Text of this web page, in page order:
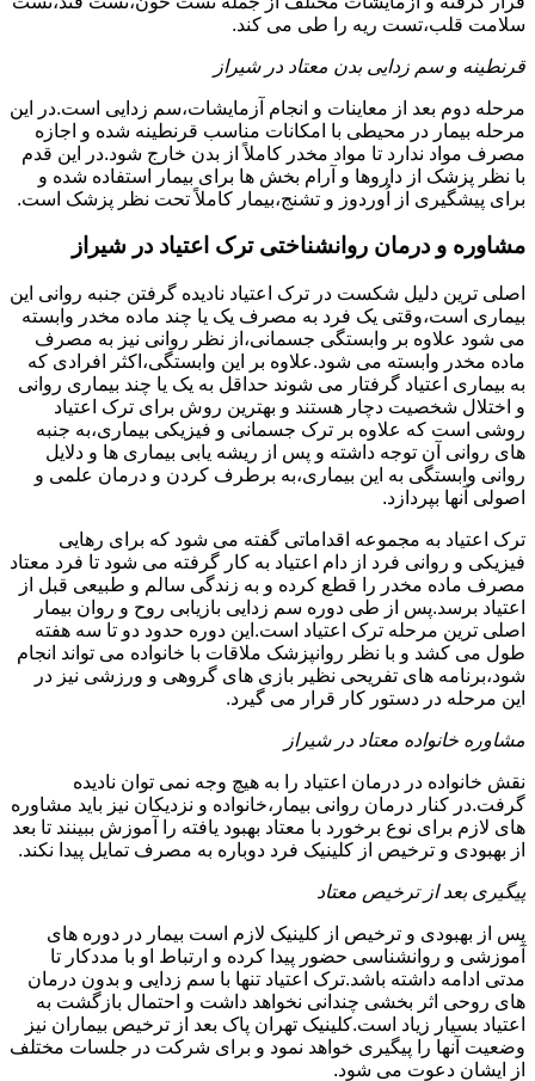
سلامت قلب،تست ریه را طی می کند.
قرنطینه و سم زدایی بدن معتاد در شیراز
مرحله دوم بعد از معاینات و انجام آزمایشات،سم زدایی است.در این
مرحله بیمار در محیطی با امکانات مناسب قرنطینه شده و اجازه
مصرف مواد ندارد تا مواد مخدر کاملاً از بدن خارج شود.در این قدم
با نظر پزشک از داروها و آرام بخش ها برای بیمار استفاده شده و
برای پیشگیری از اُوردوز و تشنج،بیمار کاملاً تحت نظر پزشک است.
مشاوره و درمان روانشناختی ترک اعتیاد در شیراز
اصلی ترین دلیل شکست در ترک اعتیاد نادیده گرفتن جنبه روانی این
بیماری است،وقتی یک فرد به مصرف یک یا چند ماده مخدر وابسته
می شود علاوه بر وابستگی جسمانی،از نظر روانی نیز به مصرف
ماده مخدر وابسته می شود.علاوه بر این وابستگی،اکثر افرادی که
به بیماری اعتیاد گرفتار می شوند حداقل به یک یا چند بیماری روانی
و اختلال شخصیت دچار هستند و بهترین روش برای ترک اعتیاد
روشی است که علاوه بر ترک جسمانی و فیزیکی بیماری،به جنبه
های روانی آن توجه داشته و پس از ریشه یابی بیماری ها و دلایل
روانی وابستگی به این بیماری،به برطرف کردن و درمان علمی و
اصولی آنها بپردازد.
ترک اعتیاد به مجموعه اقداماتی گفته می شود که برای رهایی
فیزیکی و روانی فرد از دام اعتیاد به کار گرفته می شود تا فرد معتاد
مصرف ماده مخدر را قطع کرده و به زندگی سالم و طبیعی قبل از
اعتیاد برسد.پس از طی دوره سم زدایی بازیابی روح و روان بیمار
اصلی ترین مرحله ترک اعتیاد است.این دوره حدود دو تا سه هفته
طول می کشد و با نظر روانپزشک ملاقات با خانواده می تواند انجام
شود،برنامه های تفریحی نظیر بازی های گروهی و ورزشی نیز در
این مرحله در دستور کار قرار می گیرد.
مشاوره خانواده معتاد در شیراز
نقش خانواده در درمان اعتیاد را به هیچ وجه نمی توان نادیده
گرفت.در کنار درمان روانی بیمار،خانواده و نزدیکان نیز باید مشاوره
های لازم برای نوع برخورد با معتاد بهبود یافته را آموزش ببینند تا بعد
از بهبودی و ترخیص از کلینیک فرد دوباره به مصرف تمایل پیدا نکند.
پیگیری بعد از ترخیص معتاد
پس از بهبودی و ترخیص از کلینیک لازم است بیمار در دوره های
آموزشی و روانشناسی حضور پیدا کرده و ارتباط او با مددکار تا
مدتی ادامه داشته باشد.ترک اعتیاد تنها با سم زدایی و بدون درمان
های روحی اثر بخشی چندانی نخواهد داشت و احتمال بازگشت به
اعتیاد بسیار زیاد است.کلینیک تهران پاک بعد از ترخیص بیماران نیز
وضعیت آنها را پیگیری خواهد نمود و برای شرکت در جلسات مختلف
از ایشان دعوت می شود.